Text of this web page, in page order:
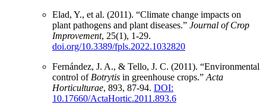
Elad, Y., et al. (2011). “Climate change impacts on
plant pathogens and plant diseases.” Journal of Crop
Improvement, 25(1), 1-29.
doi.org/10.3389/fpls.2022.1032820
Fernández, J. A., & Tello, J. C. (2011). “Environmental
control of Botrytis in greenhouse crops.” Acta
Horticulturae, 893, 87-94. DOI:
10.17660/ActaHortic.2011.893.6